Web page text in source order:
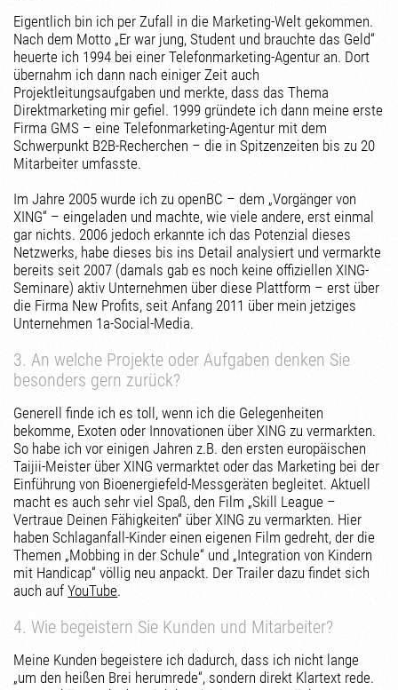
Eigentlich bin ich per Zufall in die Marketing-Welt gekommen.
Nach dem Motto „Er war jung, Student und brauchte das Geld“
heuerte ich 1994 bei einer Telefonmarketing-Agentur an. Dort
übernahm ich dann nach einiger Zeit auch
Projektleitungsaufgaben und merkte, dass das Thema
Direktmarketing mir gefiel. 1999 gründete ich dann meine erste
Firma GMS – eine Telefonmarketing-Agentur mit dem
Schwerpunkt B2B-Recherchen – die in Spitzenzeiten bis zu 20
Mitarbeiter umfasste.
Im Jahre 2005 wurde ich zu openBC – dem „Vorgänger von
XING“ – eingeladen und machte, wie viele andere, erst einmal
gar nichts. 2006 jedoch erkannte ich das Potenzial dieses
Netzwerks, habe dieses bis ins Detail analysiert und vermarkte
bereits seit 2007 (damals gab es noch keine offiziellen XING-
Seminare) aktiv Unternehmen über diese Plattform – erst über
die Firma New Profits, seit Anfang 2011 über mein jetziges
Unternehmen 1a-Social-Media.
3. An welche Projekte oder Aufgaben denken Sie
besonders gern zurück?
Generell finde ich es toll, wenn ich die Gelegenheiten
bekomme, Exoten oder Innovationen über XING zu vermarkten.
So habe ich vor einigen Jahren z.B. den ersten europäischen
Taijii-Meister über XING vermarktet oder das Marketing bei der
Einführung von Bioenergiefeld-Messgeräten begleitet. Aktuell
macht es auch sehr viel Spaß, den Film „Skill League –
Vertraue Deinen Fähigkeiten“ über XING zu vermarkten. Hier
haben Schlaganfall-Kinder einen eigenen Film gedreht, der die
Themen „Mobbing in der Schule“ und „Integration von Kindern
mit Handicap“ völlig neu anpackt. Der Trailer dazu findet sich
auch aufYouTube.
4. Wie begeistern Sie Kunden und Mitarbeiter?
Meine Kunden begeistere ich dadurch, dass ich nicht lange
„um den heißen Brei herumrede“, sondern direkt Klartext rede.